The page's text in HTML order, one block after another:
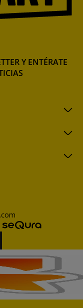
Y ENTÉRATE